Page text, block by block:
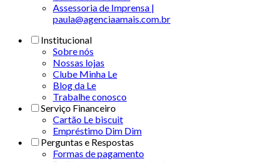
Assessoria de Imprensa |
paula@agenciaamais.com.br
Institucional
Sobre nós
Nossas lojas
Clube Minha Le
Blog da Le
Trabalhe conosco
Serviço Financeiro
Cartão Le biscuit
Empréstimo Dim Dim
Perguntas e Respostas
Formas de pagamento